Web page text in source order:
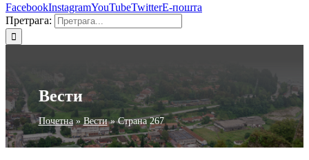
FacebookInstagramYouTubeTwitterЕ-пошта
Претрага:
Вести
Почетна» Вести»Страна 267